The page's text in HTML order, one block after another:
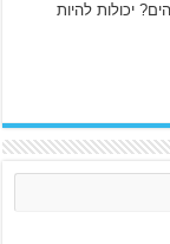
יכולות להיות